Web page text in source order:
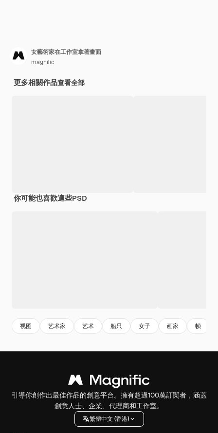
女藝術家在工作室拿著畫面
magnific
更多相關作品查看全部
你可能也喜歡這些PSD
视图 艺术家 艺术 船只 女子 画家 帧
引導你創作出最佳作品的創意平台。擁有超過100萬訂閱者，涵蓋
創意人士、企業、代理商和工作室。
繁體中文 (香港)